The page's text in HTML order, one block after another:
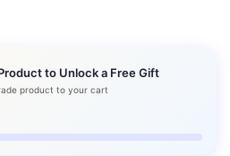
to Unlock a Free Gift
product to your cart